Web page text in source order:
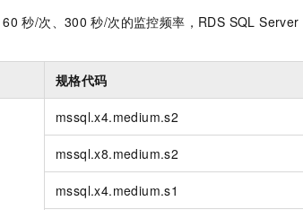
60 秒/次、300 秒/次的监控频率，RDS SQL Server
规格代码
mssql.x4.medium.s2
mssql.x8.medium.s2
mssql.x4.medium.s1